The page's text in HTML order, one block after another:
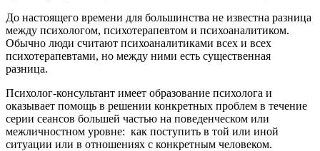
До настоящего времени для большинства не известна разница
между психологом, психотерапевтом и психоаналитиком.
Обычно люди считают психоаналитиками всех и всех
психотерапевтами, но между ними есть существенная
разница.
Психолог-консультант имеет образование психолога и
оказывает помощь в решении конкретных проблем в течение
серии сеансов большей частью на поведенческом или
межличностном уровне: как поступить в той или иной
ситуации или в отношениях с конкретным человеком.